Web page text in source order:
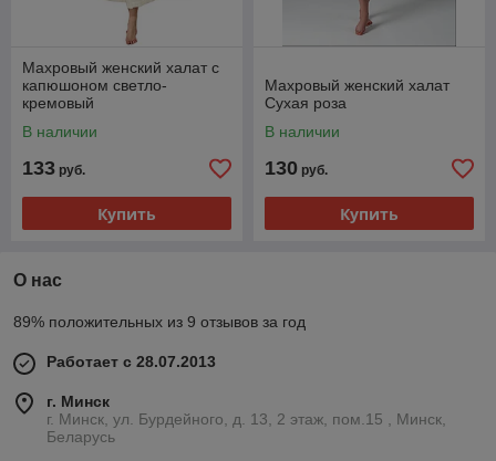
Махровый женский халат с
капюшоном светло-
кремовый
В наличии
133 руб.
Купить
Махровый женский халат
Сухая роза
В наличии
130 руб.
Купить
О нас
89% положительных из 9 отзывов за год
Работает с 28.07.2013
г. Минск
г. Минск, ул. Бурдейного, д. 13, 2 этаж, пом.15 , Минск,
Беларусь